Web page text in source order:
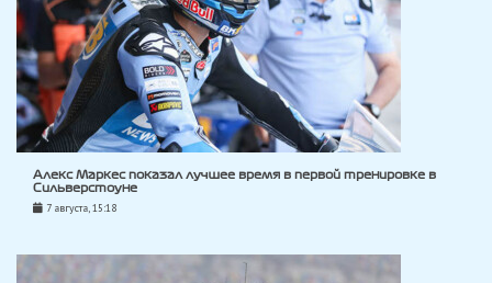
Алекс Маркес показал лучшее время в первой тренировке в
Сильверстоуне
7 августа, 15:18